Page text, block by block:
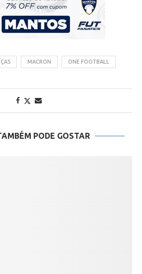
MACRON ONE FOOTBALL
PODE GOSTAR